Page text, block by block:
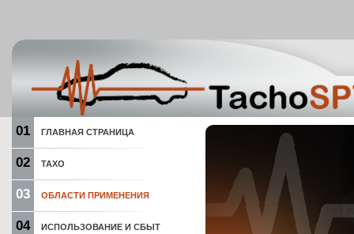
01 ГЛАВНАЯ СТРАНИЦА
02 ТАХО
03 ОБЛАСТИ ПРИМЕНЕНИЯ
04 ИСПОЛЬЗОВАНИЕ И СБЫТ